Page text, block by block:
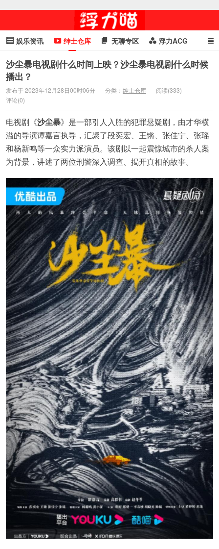
喵星闻
娱乐资讯 绅士仓库 无聊专区 浮力ACG
浮力GIF 明星头条 浮力资讯 头条女神 萌妹专区
cosplay
沙尘暴电视剧什么时间上映？沙尘暴电视剧什么时候
播出？
发布于 2023年12月28日00时06分 分类： 绅士仓库
阅读(333)
评论(0)
电视剧《沙尘暴》是一部引人入胜的犯罪悬疑剧，由才华横
溢的导演谭嘉言执导，汇聚了段奕宏、王锵、张佳宁、张瑶
和杨新鸣等一众实力派演员。该剧以一起震惊城市的杀人案
为背景，讲述了两位刑警深入调查、揭开真相的故事。